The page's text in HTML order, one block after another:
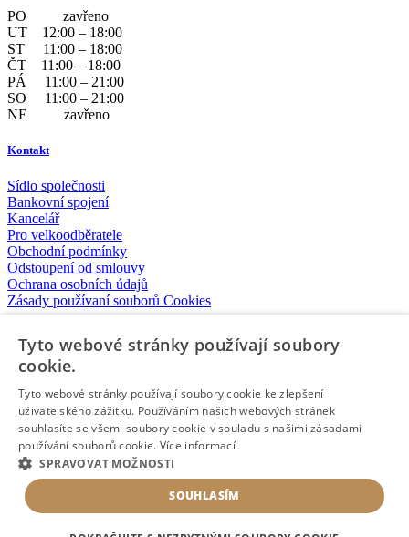
PO zavřeno
UT 12:00 – 18:00
ST 11:00 – 18:00
ČT 11:00 – 18:00
PÁ 11:00 – 21:00
SO 11:00 – 21:00
NE zavřeno
Kontakt
Sídlo společnosti
Bankovní spojení
Kancelář
Pro velkoodběratele
Obchodní podmínky
Odstoupení od smlouvy
Ochrana osobních údajů
Zásady používaní souborů Cookies
Instagram Facebook
Ovocné vína
Biele vína
Červené vína
Ružové vína
Ovocné vína
Tyto webové stránky používají soubory
cookie.
Tyto webové stránky používají soubory cookie ke zlepšení
uživatelského zážitku. Používáním našich webových stránek
souhlasíte se všemi soubory cookie v souladu s našimi zásadami
používání souborů cookie. Více informací
SPRAVOVAT MOŽNOSTI
SOUHLASÍM